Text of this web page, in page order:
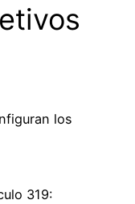
los
319: